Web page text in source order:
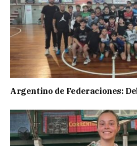
Argentino de Federaciones: